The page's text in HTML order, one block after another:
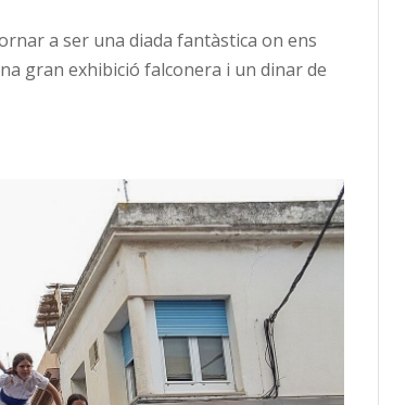
a ser una diada fantàstica on ens
gran exhibició falconera i un dinar de